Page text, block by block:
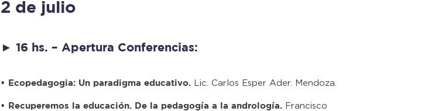
2 de julio
► 16 hs. – Apertura Conferencias:
• Ecopedagogia: Un paradigma educativo. Lic. Carlos Esper Ader. Mendoza.
• Recuperemos la educación. De la pedagogía a la andrología. Francisco